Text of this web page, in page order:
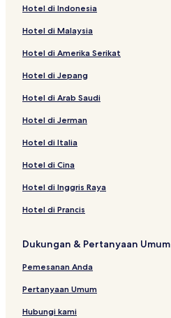
Hotel di Indonesia
Hotel di Malaysia
Hotel di Amerika Serikat
Hotel di Jepang
Hotel di Arab Saudi
Hotel di Jerman
Hotel di Italia
Hotel di Cina
Hotel di Inggris Raya
Hotel di Prancis
Dukungan & Pertanyaan Umum
Pemesanan Anda
Pertanyaan Umum
Hubungi kami